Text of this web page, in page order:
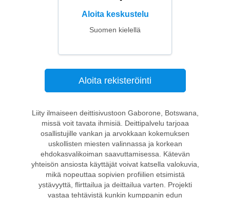
Aloita keskustelu
Suomen kielellä
Aloita rekisteröinti
Liity ilmaiseen deittisivustoon Gaborone, Botswana,
missä voit tavata ihmisiä. Deittipalvelu tarjoaa
osallistujille vankan ja arvokkaan kokemuksen
uskollisten miesten valinnassa ja korkean
ehdokasvalikoiman saavuttamisessa. Kätevän
yhteisön ansiosta käyttäjät voivat katsella valokuvia,
mikä nopeuttaa sopivien profiilien etsimistä
ystävyyttä, flirttailua ja deittailua varten. Projekti
vastaa tehtävistä kunkin kumppanin edun